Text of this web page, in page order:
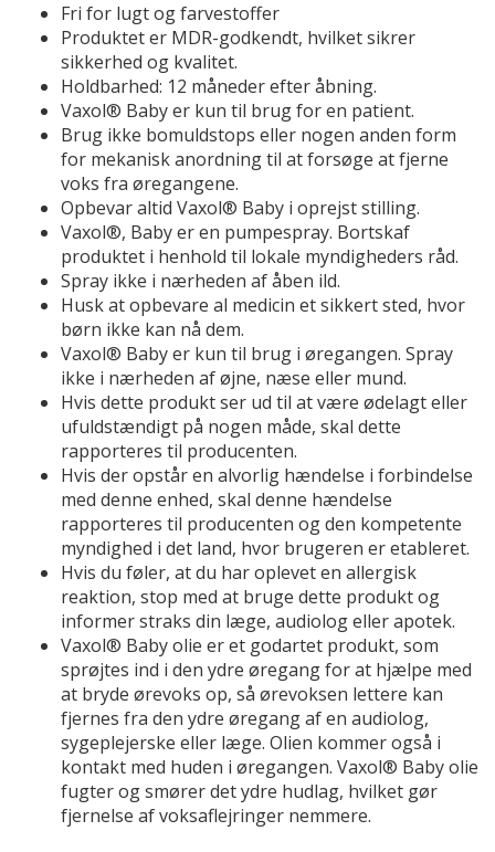
Fri for lugt og farvestoffer
Produktet er MDR-godkendt, hvilket sikrer
sikkerhed og kvalitet.
Holdbarhed: 12 måneder efter åbning.
Vaxol® Baby er kun til brug for en patient.
Brug ikke bomuldstops eller nogen anden form
for mekanisk anordning til at forsøge at fjerne
voks fra øregangene.
Opbevar altid Vaxol® Baby i oprejst stilling.
Vaxol®, Baby er en pumpespray. Bortskaf
produktet i henhold til lokale myndigheders råd.
Spray ikke i nærheden af åben ild.
Husk at opbevare al medicin et sikkert sted, hvor
børn ikke kan nå dem.
Vaxol® Baby er kun til brug i øregangen. Spray
ikke i nærheden af øjne, næse eller mund.
Hvis dette produkt ser ud til at være ødelagt eller
ufuldstændigt på nogen måde, skal dette
rapporteres til producenten.
Hvis der opstår en alvorlig hændelse i forbindelse
med denne enhed, skal denne hændelse
rapporteres til producenten og den kompetente
myndighed i det land, hvor brugeren er etableret.
Hvis du føler, at du har oplevet en allergisk
reaktion, stop med at bruge dette produkt og
informer straks din læge, audiolog eller apotek.
Vaxol® Baby olie er et godartet produkt, som
sprøjtes ind i den ydre øregang for at hjælpe med
at bryde ørevoks op, så ørevoksen lettere kan
fjernes fra den ydre øregang af en audiolog,
sygeplejerske eller læge. Olien kommer også i
kontakt med huden i øregangen. Vaxol® Baby olie
fugter og smører det ydre hudlag, hvilket gør
fjernelse af voksaflejringer nemmere.